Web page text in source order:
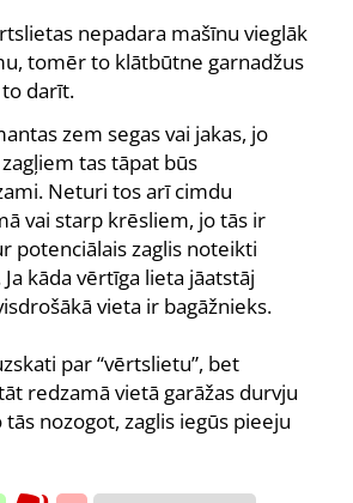
nepadara mašīnu vieglāk
tomēr to klātbūtne garnadžus
darīt.
zem segas vai jakas, jo
tas tāpat būs
Neturi tos arī cimdu
vai starp krēsliem, jo tās ir
potenciālais zaglis noteikti
kāda vērtīga lieta jāatstāj
vieta ir bagāžnieks.
par “vērtslietu”, bet
redzamā vietā garāžas durvju
nozogot, zaglis iegūs pieeju